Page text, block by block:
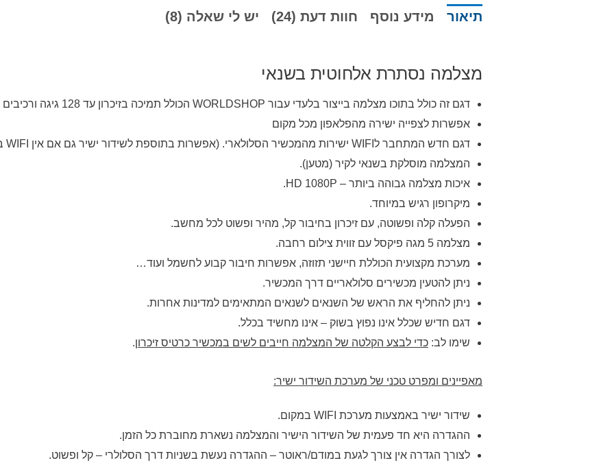
תיאור מידע נוסף חוות דעת (24) יש לי שאלה (8)
מצלמה נסתרת אלחוטית בשנאי
דגם זה כולל בתוכו מצלמה בייצור בלעדי עבור WORLDSHOP הכולל תמיכה בזיכרון עד 128 גיגה ורכיבים איכותיים ביותר.
אפשרות לצפייה ישירה מהפלאפון מכל מקום
דגם חדש המתחבר לWIFI ישירות מהמכשיר הסלולארי. (אפשרות בתוספת לשידור ישיר גם אם אין
WIFI
המצלמה מוסלקת בשנאי לקיר (מטען).
איכות מצלמה גבוהה ביותר – HD 1080P.
מיקרופון רגיש במיוחד.
הפעלה קלה ופשוטה, עם זיכרון בחיבור קל, מהיר ופשוט לכל מחשב.
מצלמה 5 מגה פיקסל עם זווית צילום רחבה.
מערכת מקצועית הכוללת חיישני תזוזה, אפשרות חיבור קבוע לחשמל ועוד…
ניתן להטעין מכשירים סלולאריים דרך המכשיר.
ניתן להחליף את הראש של השנאים לשנאים המתאימים למדינות אחרות.
דגם חדיש שכלל אינו נפוץ בשוק – אינו מחשיד בכלל.
שימו לב: כדי לבצע הקלטה של המצלמה חייבים לשים במכשיר כרטיס זיכרון.
מאפיינים ומפרט טכני של מערכת השידור ישיר:
שידור ישיר באמצעות מערכת WIFI במקום.
ההגדרה היא חד פעמית של השידור הישיר והמצלמה נשארת מחוברת כל הזמן.
לצורך הגדרה אין צורך לגעת במודם/ראוטר – ההגדרה נעשת בשניות דרך הסלולרי – קל ופשוט.